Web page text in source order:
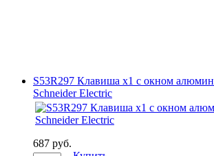
S53R297 Клавиша х1 с окном
Schneider Electric
687 руб.